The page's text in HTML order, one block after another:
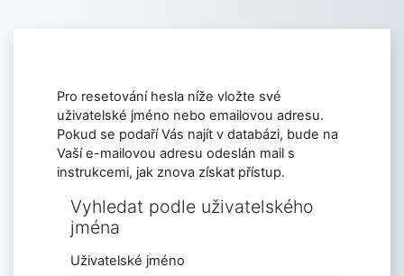
Pro resetování hesla níže vložte své
uživatelské jméno nebo emailovou adresu.
Pokud se podaří Vás najít v databázi, bude na
Vaší e-mailovou adresu odeslán mail s
instrukcemi, jak znova získat přístup.
Vyhledat podle uživatelského jména
Vyhledat podle uživatelského
jména
Uživatelské jméno